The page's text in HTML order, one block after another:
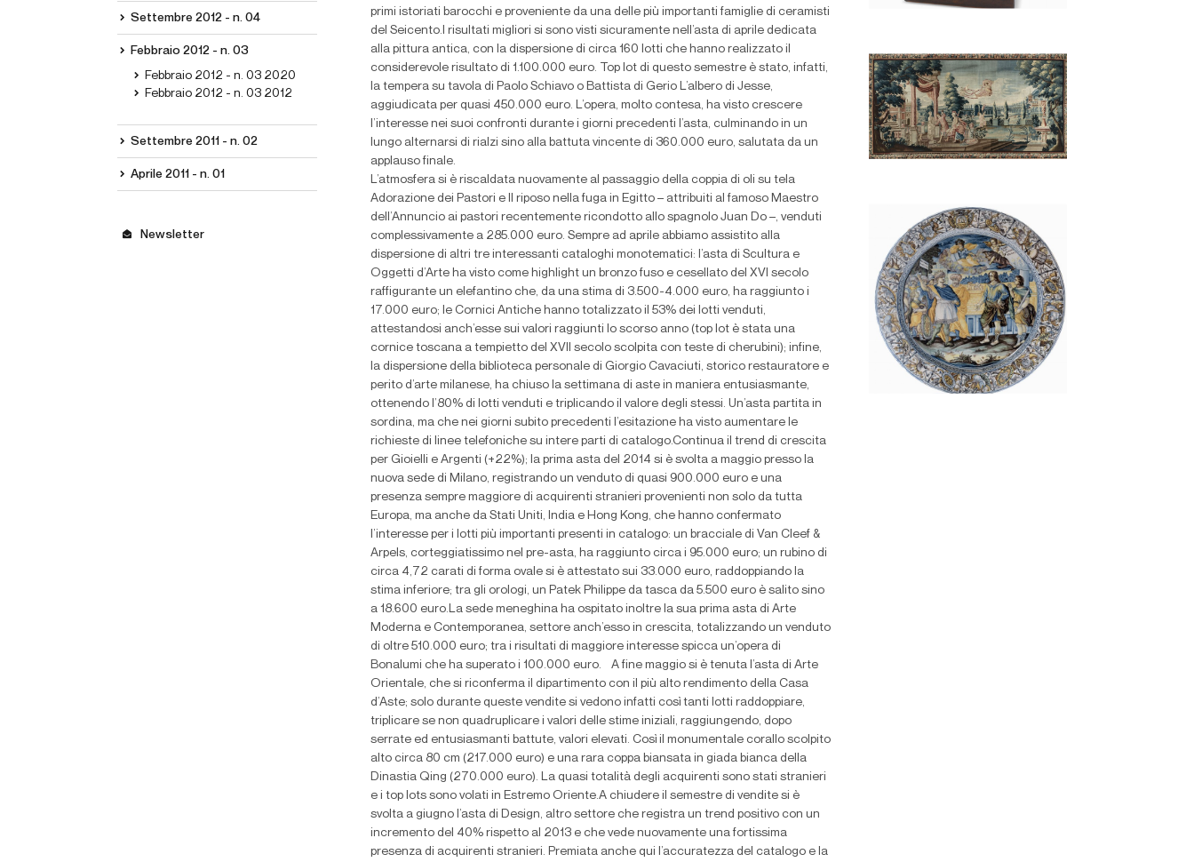
Settembre 2012 - n. 04
Febbraio 2012 - n. 03
Febbraio 2012 - n. 03 2020
Febbraio 2012 - n. 03 2012
Settembre 2011 - n. 02
Aprile 2011 - n. 01
Newsletter
primi istoriati barocchi e proveniente da una delle più importanti famiglie di ceramisti
del Seicento.I risultati migliori si sono visti sicuramente nell’asta di aprile dedicata
alla pittura antica, con la dispersione di circa 160 lotti che hanno realizzato il
considerevole risultato di 1.100.000 euro. Top lot di questo semestre è stato, infatti,
la tempera su tavola di Paolo Schiavo o Battista di Gerio L’albero di Jesse,
aggiudicata per quasi 450.000 euro. L’opera, molto contesa, ha visto crescere
l’interesse nei suoi confronti durante i giorni precedenti l’asta, culminando in un
lungo alternarsi di rialzi sino alla battuta vincente di 360.000 euro, salutata da un
applauso finale.
L’atmosfera si è riscaldata nuovamente al passaggio della coppia di oli su tela
Adorazione dei Pastori e Il riposo nella fuga in Egitto – attribuiti al famoso Maestro
dell’Annuncio ai pastori recentemente ricondotto allo spagnolo Juan Do –, venduti
complessivamente a 285.000 euro. Sempre ad aprile abbiamo assistito alla
dispersione di altri tre interessanti cataloghi monotematici: l’asta di Scultura e
Oggetti d’Arte ha visto come highlight un bronzo fuso e cesellato del XVI secolo
raffigurante un elefantino che, da una stima di 3.500-4.000 euro, ha raggiunto i
17.000 euro; le Cornici Antiche hanno totalizzato il 53% dei lotti venduti,
attestandosi anch’esse sui valori raggiunti lo scorso anno (top lot è stata una
cornice toscana a tempietto del XVII secolo scolpita con teste di cherubini); infine,
la dispersione della biblioteca personale di Giorgio Cavaciuti, storico restauratore e
perito d’arte milanese, ha chiuso la settimana di aste in maniera entusiasmante,
ottenendo l’80% di lotti venduti e triplicando il valore degli stessi. Un’asta partita in
sordina, ma che nei giorni subito precedenti l’esitazione ha visto aumentare le
richieste di linee telefoniche su intere parti di catalogo.Continua il trend di crescita
per Gioielli e Argenti (+22%); la prima asta del 2014 si è svolta a maggio presso la
nuova sede di Milano, registrando un venduto di quasi 900.000 euro e una
presenza sempre maggiore di acquirenti stranieri provenienti non solo da tutta
Europa, ma anche da Stati Uniti, India e Hong Kong, che hanno confermato
l’interesse per i lotti più importanti presenti in catalogo: un bracciale di Van Cleef &
Arpels, corteggiatissimo nel pre-asta, ha raggiunto circa i 95.000 euro; un rubino di
circa 4,72 carati di forma ovale si è attestato sui 33.000 euro, raddoppiando la
stima inferiore; tra gli orologi, un Patek Philippe da tasca da 5.500 euro è salito sino
a 18.600 euro.La sede meneghina ha ospitato inoltre la sua prima asta di Arte
Moderna e Contemporanea, settore anch’esso in crescita, totalizzando un venduto
di oltre 510.000 euro; tra i risultati di maggiore interesse spicca un’opera di
Bonalumi che ha superato i 100.000 euro. A fine maggio si è tenuta l’asta di Arte
Orientale, che si riconferma il dipartimento con il più alto rendimento della Casa
d’Aste; solo durante queste vendite si vedono infatti così tanti lotti raddoppiare,
triplicare se non quadruplicare i valori delle stime iniziali, raggiungendo, dopo
serrate ed entusiasmanti battute, valori elevati. Così il monumentale corallo scolpito
alto circa 80 cm (217.000 euro) e una rara coppa biansata in giada bianca della
Dinastia Qing (270.000 euro). La quasi totalità degli acquirenti sono stati stranieri
e i top lots sono volati in Estremo Oriente.A chiudere il semestre di vendite si è
svolta a giugno l’asta di Design, altro settore che registra un trend positivo con un
incremento del 40% rispetto al 2013 e che vede nuovamente una fortissima
presenza di acquirenti stranieri. Premiata anche qui l’accuratezza del catalogo e la